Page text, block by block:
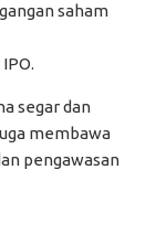
saham
segar dan
membawa
pengawasan